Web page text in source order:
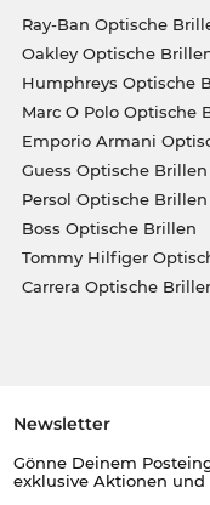
Ray-Ban Optische
Oakley Optische
Humphreys Optische
Marc O Polo Optische
Emporio Armani
Guess Optische Brillen
Persol Optische Brillen
Boss Optische Brillen
Tommy Hilfiger
Carrera Optische
Newsletter
Gönne Deinem
exklusive Aktionen